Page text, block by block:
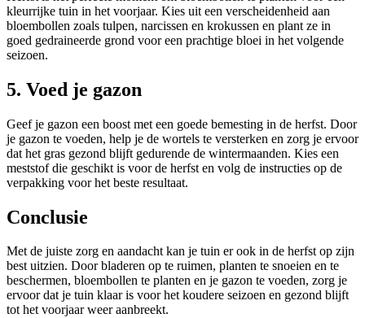
kleurrijke tuin in het voorjaar. Kies uit een verscheidenheid aan
bloembollen zoals tulpen, narcissen en krokussen en plant ze in
goed gedraineerde grond voor een prachtige bloei in het volgende
seizoen.
5. Voed je gazon
Geef je gazon een boost met een goede bemesting in de herfst. Door
je gazon te voeden, help je de wortels te versterken en zorg je ervoor
dat het gras gezond blijft gedurende de wintermaanden. Kies een
meststof die geschikt is voor de herfst en volg de instructies op de
verpakking voor het beste resultaat.
Conclusie
Met de juiste zorg en aandacht kan je tuin er ook in de herfst op zijn
best uitzien. Door bladeren op te ruimen, planten te snoeien en te
beschermen, bloembollen te planten en je gazon te voeden, zorg je
ervoor dat je tuin klaar is voor het koudere seizoen en gezond blijft
tot het voorjaar weer aanbreekt.